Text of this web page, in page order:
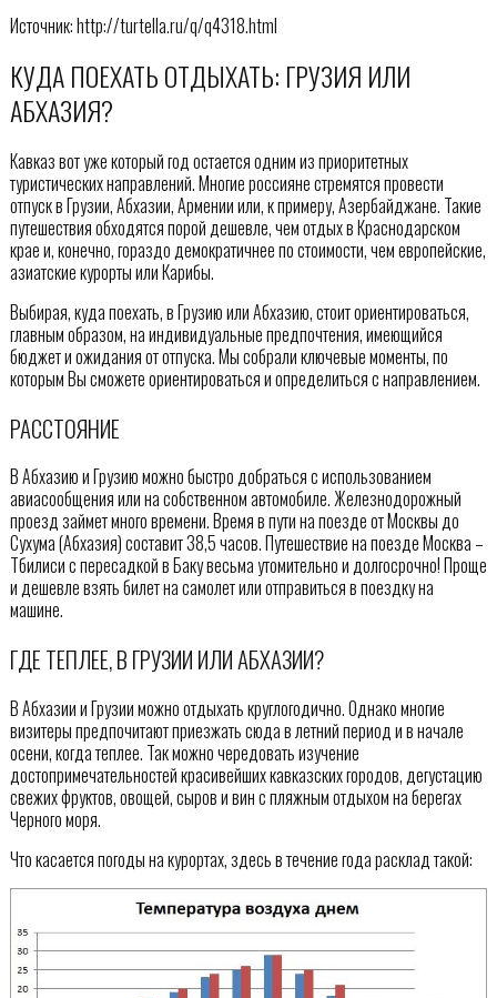
Источник: http://turtella.ru/q/q4318.html
КУДА ПОЕХАТЬ ОТДЫХАТЬ: ГРУЗИЯ ИЛИ
АБХАЗИЯ?
Кавказ вот уже который год остается одним из приоритетных
туристических направлений. Многие россияне стремятся провести
отпуск в Грузии, Абхазии, Армении или, к примеру, Азербайджане. Такие
путешествия обходятся порой дешевле, чем отдых в Краснодарском
крае и, конечно, гораздо демократичнее по стоимости, чем европейские,
азиатские курорты или Карибы.
Выбирая, куда поехать, в Грузию или Абхазию, стоит ориентироваться,
главным образом, на индивидуальные предпочтения, имеющийся
бюджет и ожидания от отпуска. Мы собрали ключевые моменты, по
которым Вы сможете ориентироваться и определиться с направлением.
РАССТОЯНИЕ
В Абхазию и Грузию можно быстро добраться с использованием
авиасообщения или на собственном автомобиле. Железнодорожный
проезд займет много времени. Время в пути на поезде от Москвы до
Сухума (Абхазия) составит 38,5 часов. Путешествие на поезде Москва –
Тбилиси с пересадкой в Баку весьма утомительно и долгосрочно! Проще
и дешевле взять билет на самолет или отправиться в поездку на
машине.
ГДЕ ТЕПЛЕЕ, В ГРУЗИИ ИЛИ АБХАЗИИ?
В Абхазии и Грузии можно отдыхать круглогодично. Однако многие
визитеры предпочитают приезжать сюда в летний период и в начале
осени, когда теплее. Так можно чередовать изучение
достопримечательностей красивейших кавказских городов, дегустацию
свежих фруктов, овощей, сыров и вин с пляжным отдыхом на берегах
Черного моря.
Что касается погоды на курортах, здесь в течение года расклад такой: